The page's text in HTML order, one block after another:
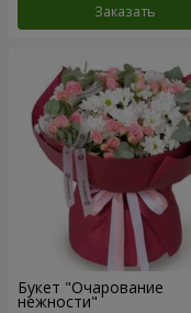
Заказать
Букет "Очарование
нежности"